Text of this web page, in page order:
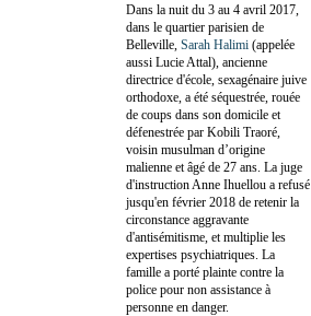
Dans la nuit du 3 au 4 avril 2017,
dans le quartier parisien de
Belleville, Sarah Halimi (appelée
aussi Lucie Attal), ancienne
directrice d'école, sexagénaire juive
orthodoxe, a été séquestrée, rouée
de coups dans son domicile et
défenestrée par Kobili Traoré,
voisin musulman d’origine
malienne et âgé de 27 ans. La juge
d'instruction Anne Ihuellou a refusé
jusqu'en février 2018 de retenir la
circonstance aggravante
d'antisémitisme, et multiplie les
expertises psychiatriques. La
famille a porté plainte contre la
police pour non assistance à
personne en danger.